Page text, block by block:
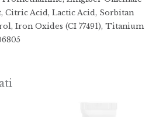
Citric Acid, Lactic Acid, Sorbitan
Iron Oxides (CI 77491), Titanium